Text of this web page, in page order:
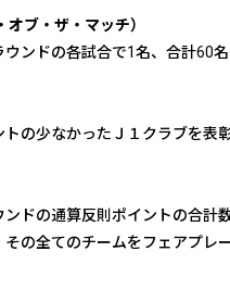
ブ・ザ・マッチ）
ンドの各試合で1名、合計60名
の少なかったＪ１クラブを表彰
ドの通算反則ポイントの合
の全てのチームをフェアプレ